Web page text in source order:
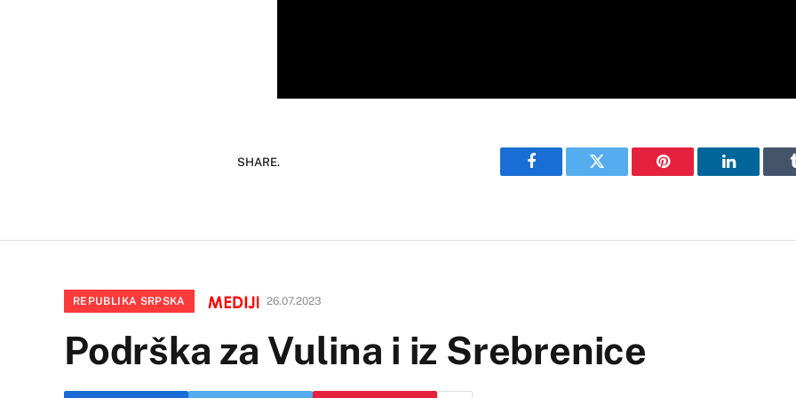
SHARE.
Facebook Twitter Pinterest LinkedIn
REPUBLIKA SRPSKA 26.07.2023
Podrška za Vulina i iz Srebrenice